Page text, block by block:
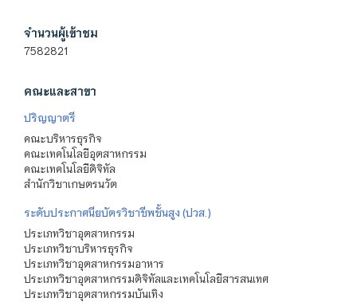
จำนวนผู้เข้าชม
7582821
คณะและสาขา
ปริญญาตรี
คณะบริหารธุรกิจ
คณะเทคโนโลยีอุตสาหกรรม
คณะเทคโนโลยีดิจิทัล
สำนักวิชาเกษตรนวัต
ระดับประกาศนียบัตรวิชาชีพชั้นสูง (ปวส.)
ประเภทวิชาอุตสาหกรรม
ประเภทวิชาบริหารธุรกิจ
ประเภทวิชาอุตสาหกรรมอาหาร
ประเภทวิชาอุตสาหกรรมดิจิทัลและเทคโนโลยีสารสนเทศ
ประเภทวิชาอุตสาหกรรมบันเทิง